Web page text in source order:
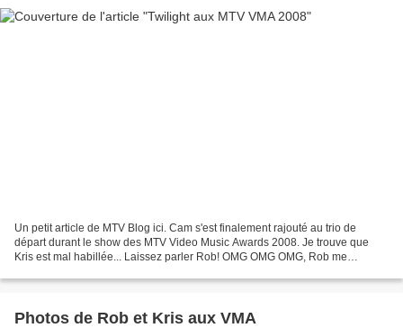
Un petit article de MTV Blog ici. Cam s'est finalement rajouté au trio de
départ durant le show des MTV Video Music Awards 2008. Je trouve que
Kris est mal habillée... Laissez parler Rob! OMG OMG OMG, Rob me
Photos de Rob et Kris aux VMA